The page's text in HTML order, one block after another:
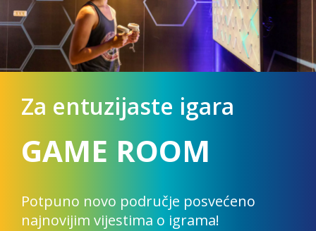
Za entuzijaste igara
GAME ROOM
Potpuno novo područje posvećeno
najnovijim vijestima o igrama!